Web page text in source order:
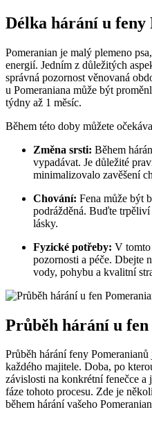
Délka hárání⁢ u ⁣feny
Pomeranian je‍ malý plemeno
energií. Jedním z důležitých‌
správná pozornost věnovaná
u Pomeraniana může být
týdny až⁢ 1​ měsíc.
Během této doby můžete
Změna srsti: Během
vypadávat. Je důležité‌
minimalizovalo zavěšení
Chování: Fena může být
podrážděná. Buďte trpěliví
lásky.
Fyzické ⁣potřeby: V ‍tomto
pozornosti a‍ péče. Dbejte⁢
vody, pohybu a ⁣kvalitní
Průběh⁤ hárání ⁤u
Průběh hárání feny
každého majitele. Doba, po
závislosti na‌ konkrétní fenečce
fáze tohoto procesu. Zde je
během hárání vašeho